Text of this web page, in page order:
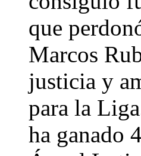
que
Marcos
justicia y
para la
ha ganado